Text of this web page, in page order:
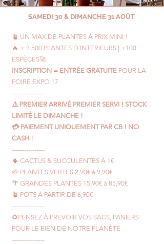
SAMEDI 30 & DIMANCHE 31 AOÛT
🪴 UN MAX DE PLANTES À PRIX MINI !
🔥 + 3 500 PLANTES D'INTERIEURS | +100
ESPÈCES🚀
INSCRIPTION = ENTRÉE GRATUITE POUR LA
FOIRE EXPO 17
----------------
⚠️ PREMIER ARRIVÉ PREMIER SERVI ! STOCK
LIMITÉ LE DIMANCHE !
💳 PAIEMENT UNIQUEMENT PAR CB ! NO
CASH !
----------------
🌵 CACTUS & SUCCULENTES À 1€
🌱 PLANTES VERTES 2,90€ à 9,90€
🌴 GRANDES PLANTES 15,90€ à 85,90€
🪴 POTS À PARTIR DE 6,90€
----------------
♻️PENSEZ À PREVOIR VOS SACS, PANIERS
POUR LE BIEN DE NOTRE PLANÈTE
----------------